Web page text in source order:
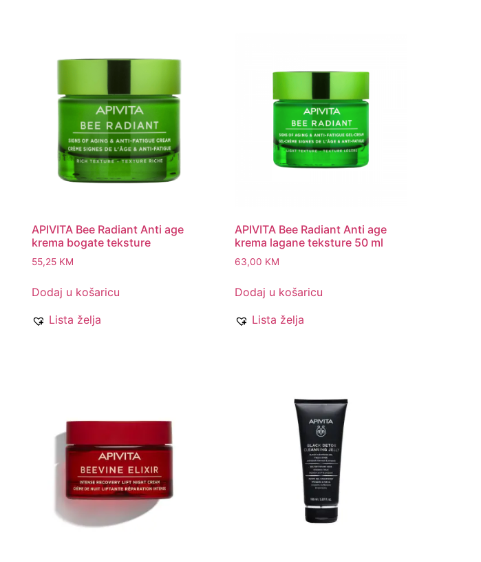
APIVITA Bee Radiant Anti age
krema bogate teksture
55,25 KM
Dodaj u košaricu
Lista želja
APIVITA Bee Radiant Anti age
krema lagane teksture 50 ml
63,00 KM
Dodaj u košaricu
Lista želja